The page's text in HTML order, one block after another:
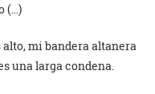
(…)
alto, mi bandera altanera
una larga condena.